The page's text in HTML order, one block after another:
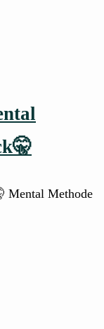
Mental Methode